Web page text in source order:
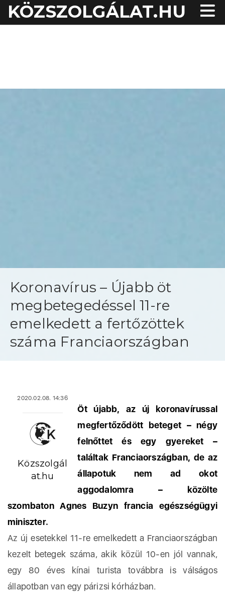
KÖZSZOLGÁLAT.HU
Koronavírus – Újabb öt
megbetegedéssel 11-re
emelkedett a fertőzöttek
száma Franciaországban
2020.02.08. 14:36
Közszolgál
at.hu
Öt újabb, az új koronavírussal
megfertőződött beteget – négy
felnőttet és egy gyereket –
találtak Franciaországban, de az
állapotuk nem ad okot
aggodalomra – közölte
szombaton Agnes Buzyn francia egészségügyi
miniszter.
Az új esetekkel 11-re emelkedett a Franciaországban
kezelt betegek száma, akik közül 10-en jól vannak,
egy 80 éves kínai turista továbbra is válságos
állapotban van egy párizsi kórházban.